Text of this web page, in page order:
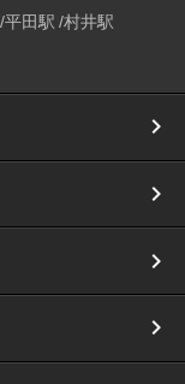
平田駅 村井駅